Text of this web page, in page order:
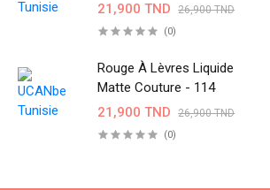
21,900 TND
26,900 TND
(0)
Rouge À Lèvres Liquide
Matte Couture - 114
21,900 TND
26,900 TND
(0)